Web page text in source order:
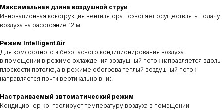
Максимальная длина воздушной струи
Инновационная конструкция вентилятора позволяет осуществлять подачу
воздуха на расстояние 12 м.
Режим Intelligent Air
Для комфортного и безопасного кондиционирования воздуха
в помещении в режиме охлаждения воздушный поток направляется вдоль
плоскости потолка, а в режиме обогрева теплый воздушный поток
направляется почти вертикально вниз.
Настраиваемый автоматический режим
Кондиционер контролирует температуру воздуха в помещении